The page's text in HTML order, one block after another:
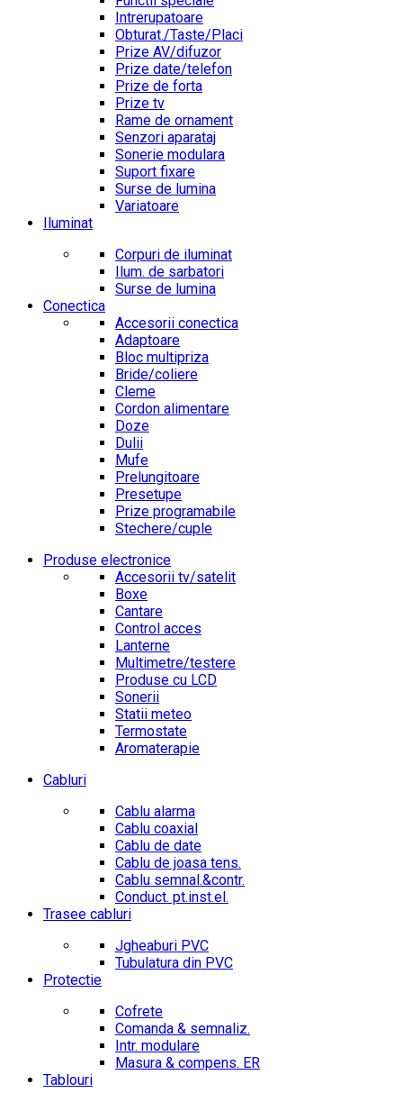
Intrerupatoare
Obturat./Taste/Placi
Prize AV/difuzor
Prize date/telefon
Prize de forta
Prize tv
Rame de ornament
Senzori aparataj
Sonerie modulara
Suport fixare
Surse de lumina
Variatoare
Iluminat
Corpuri de iluminat
Ilum. de sarbatori
Surse de lumina
Conectica
Accesorii conectica
Adaptoare
Bloc multipriza
Bride/coliere
Cleme
Cordon alimentare
Doze
Dulii
Mufe
Prelungitoare
Presetupe
Prize programabile
Stechere/cuple
Produse electronice
Accesorii tv/satelit
Boxe
Cantare
Control acces
Lanterne
Multimetre/testere
Produse cu LCD
Sonerii
Statii meteo
Termostate
Aromaterapie
Cabluri
Cablu alarma
Cablu coaxial
Cablu de date
Cablu de joasa tens.
Cablu semnal.&contr.
Conduct. pt.inst.el.
Trasee cabluri
Jgheaburi PVC
Tubulatura din PVC
Protectie
Cofrete
Comanda & semnaliz.
Intr. modulare
Masura & compens. ER
Tablouri